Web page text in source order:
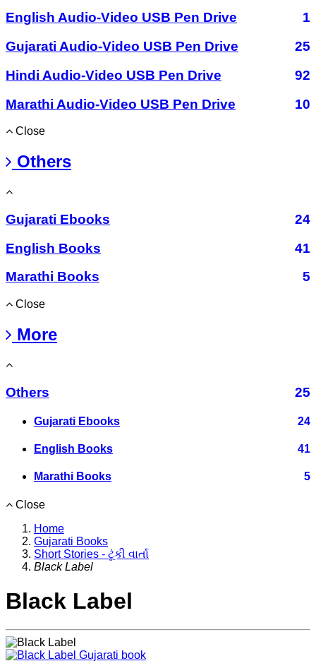
English Audio-Video USB Pen Drive
1
Gujarati Audio-Video USB Pen Drive
25
Hindi Audio-Video USB Pen Drive
92
Marathi Audio-Video USB Pen Drive
10
Close
Others
Gujarati Ebooks
24
English Books
41
Marathi Books
5
Close
More
Others 25
Gujarati Ebooks 24
English Books 41
Marathi Books 5
Close
Home
Gujarati Books
Short Stories - ટૂંકી વાર્તા
Black Label
Black Label